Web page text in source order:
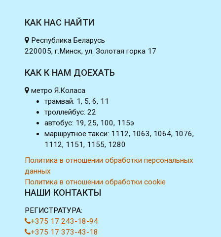
КАК НАС НАЙТИ
Республика Беларусь
220005, г.Минск, ул. Золотая горка 17
КАК К НАМ ДОЕХАТЬ
метро Я.Коласа
трамвай: 1, 5, 6, 11
троллейбус: 22
автобус: 19, 25, 100, 115э
маршрутное такси: 1112, 1063, 1064, 1076,
1112, 1151, 1155, 1280
Политика в отношении обработки персональных
данных
Политика в отношении обработки cookie
НАШИ КОНТАКТЫ
РЕГИСТРАТУРА:
+375 17 243-18-94
+375 17 373-43-18